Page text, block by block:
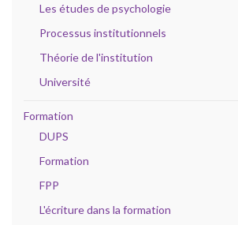
Les études de psychologie
Processus institutionnels
Théorie de l'institution
Université
Formation
DUPS
Formation
FPP
L'écriture dans la formation